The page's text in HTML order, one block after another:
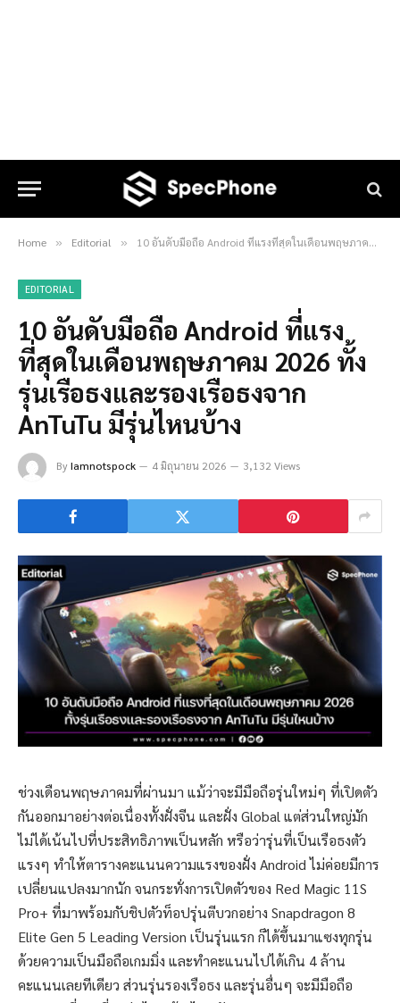
Home » Editorial » 10 อันดับมือถือ Android ที่แรงที่สุดในเดือนพฤษภาคม 2026 ทั้งรุ่นเรือธงและรองเรือธงจาก AnTuTu มีรุ่นไหนบ้าง
EDITORIAL
10 อันดับมือถือ Android ที่แรง
ที่สุดในเดือนพฤษภาคม 2026 ทั้ง
รุ่นเรือธงและรองเรือธงจาก
AnTuTu มีรุ่นไหนบ้าง
ByIamnotspock 4 มิถุนายน 2026 3,132 Views
ช่วงเดือนพฤษภาคมที่ผ่านมา แม้ว่าจะมีมือถือรุ่นใหม่ๆ ที่เปิดตัว
กันออกมาอย่างต่อเนื่องทั้งฝั่งจีน และฝั่ง Global แต่ส่วนใหญ่มัก
ไม่ได้เน้นไปที่ประสิทธิภาพเป็นหลัก หรือว่ารุ่นที่เป็นเรือธงตัว
แรงๆ ทำให้ตารางคะแนนความแรงของฝั่ง Android ไม่ค่อยมีการ
เปลี่ยนแปลงมากนัก จนกระทั่งการเปิดตัวของ Red Magic 11S
Pro+ ที่มาพร้อมกับชิปตัวท็อปรุ่นตีบวกอย่าง Snapdragon 8
Elite Gen 5 Leading Version เป็นรุ่นแรก ก็ได้ขึ้นมาแซงทุกรุ่น
ด้วยความเป็นมือถือเกมมิ่ง และทำคะแนนไปได้เกิน 4 ล้าน
คะแนนเลยทีเดียว ส่วนรุ่นรองเรือธง และรุ่นอื่นๆ จะมีมือถือ